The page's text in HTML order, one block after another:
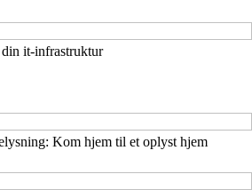
it-infrastruktur
Kom hjem til et oplyst hjem